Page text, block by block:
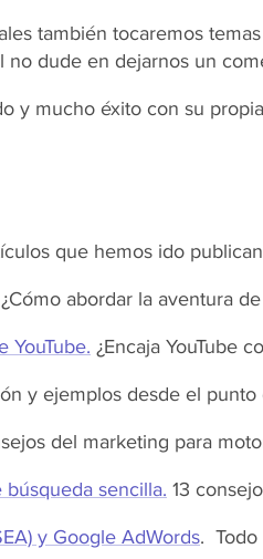
también tocaremos
dude en dejarnos un
y mucho éxito con su
que hemos ido
abordar la aventura
YouTube. ¿Encaja YouTube
y ejemplos desde el punto
del marketing para
sencilla. 13
y Google AdWords. Todo